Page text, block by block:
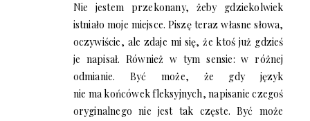
Nie jestem przekonany, żeby gdziekolwiek
istniało moje miejsce. Piszę teraz własne słowa,
oczywiście, ale zdaje mi się, że ktoś już gdzieś
je napisał. Również w tym sensie: w różnej
odmianie. Być może, że gdy język
nie ma końcówek fleksyjnych, napisanie czegoś
oryginalnego nie jest tak częste. Być może